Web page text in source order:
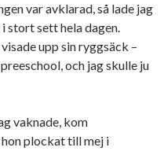
var avklarad, så lade jag
stort sett hela dagen.
upp sin ryggsäck –
och jag skulle ju
vaknade, kom
plockat till mej i